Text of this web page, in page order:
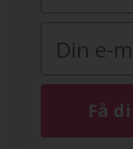
Kolding,
|NO
Få